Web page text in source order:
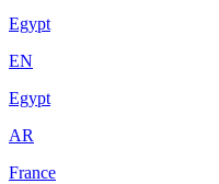
Egypt
EN
Egypt
AR
France